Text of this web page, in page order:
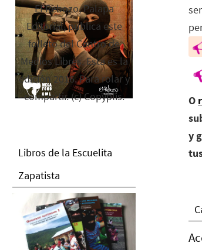
El Rebozo, Palapa
Editorial, publica este
folleto del Centro de
Medios Libres. Esta es la
edición 2016. Para rolar y
compartir. (c) Copyplis.
Libros de la Escuelita
Zapatista
O
y